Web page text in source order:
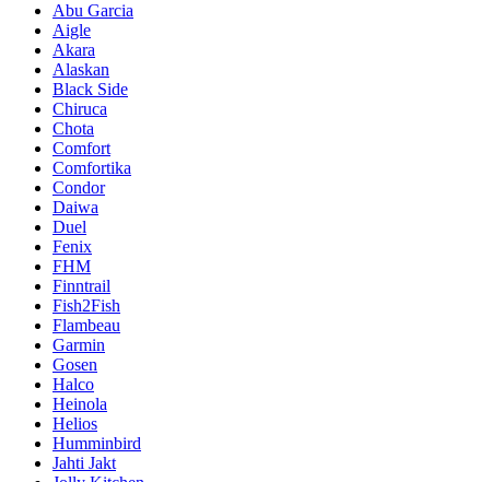
Abu Garcia
Aigle
Akara
Alaskan
Black Side
Chiruca
Chota
Comfort
Comfortika
Condor
Daiwa
Duel
Fenix
FHM
Finntrail
Fish2Fish
Flambeau
Garmin
Gosen
Halco
Heinola
Helios
Humminbird
Jahti Jakt